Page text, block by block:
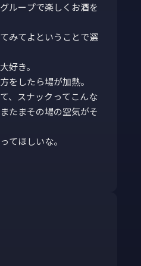
ループで楽しくお酒を
みてよということで選
好き。
をしたら場が加熱。
、スナックってこんな
たまその場の空気がそ
てほしいな。